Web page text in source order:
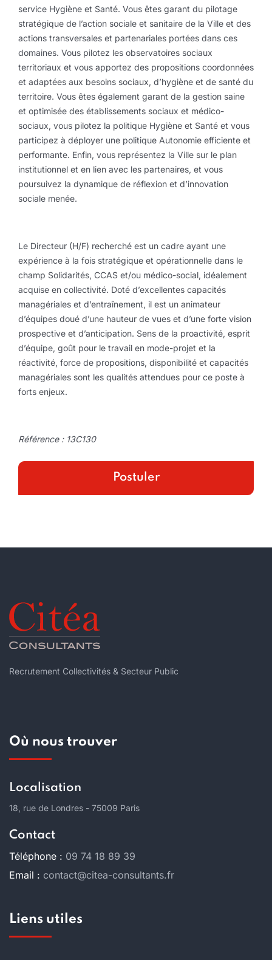
service Hygiène et Santé. Vous êtes garant du pilotage
stratégique de l’action sociale et sanitaire de la Ville et des
actions transversales et partenariales portées dans ces
domaines. Vous pilotez les observatoires sociaux
territoriaux et vous apportez des propositions coordonnées
et adaptées aux besoins sociaux, d’hygiène et de santé du
territoire. Vous êtes également garant de la gestion saine
et optimisée des établissements sociaux et médico-
sociaux, vous pilotez la politique Hygiène et Santé et vous
participez à déployer une politique Autonomie efficiente et
performante. Enfin, vous représentez la Ville sur le plan
institutionnel et en lien avec les partenaires, et vous
poursuivez la dynamique de réflexion et d’innovation
sociale menée.
Le Directeur (H/F) recherché est un cadre ayant une
expérience à la fois stratégique et opérationnelle dans le
champ Solidarités, CCAS et/ou médico-social, idéalement
acquise en collectivité. Doté d’excellentes capacités
managériales et d’entraînement, il est un animateur
d’équipes doué d’une hauteur de vues et d’une forte vision
prospective et d’anticipation. Sens de la proactivité, esprit
d’équipe, goût pour le travail en mode-projet et la
réactivité, force de propositions, disponibilité et capacités
managériales sont les qualités attendues pour ce poste à
forts enjeux.
Référence : 13C130
Recrutement Collectivités & Secteur Public
Où nous trouver
Localisation
18, rue de Londres - 75009 Paris
Contact
Téléphone : 09 74 18 89 39
Email : contact@citea-consultants.fr
Liens utiles